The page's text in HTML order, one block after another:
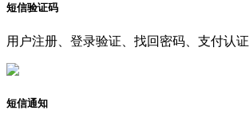
短信验证码
用户注册、登录验证、找回密码、支付认证
短信通知